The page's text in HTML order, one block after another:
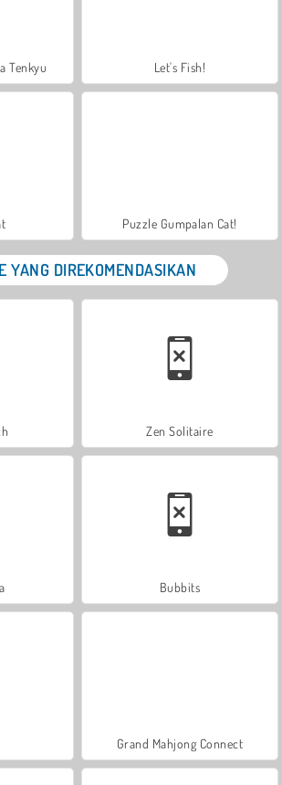
Tenkyu Let's Fish!
Puzzle Gumpalan Cat!
YANG DIREKOMENDASIKAN
Zen Solitaire
Bubbits
Grand Mahjong Connect